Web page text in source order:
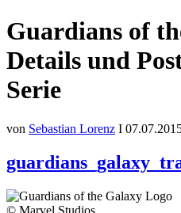
Guardians of
Details und
Serie
von Sebastian Lorenz I
© Marvel Studios